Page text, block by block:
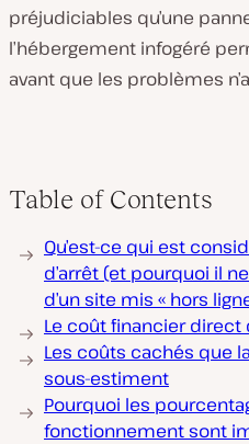
préjudiciables qu’une
l’hébergement infogéré
avant que les problèmes
Table of Contents
Qu’est-ce qui est
d’arrêt (et pourquoi il
d’un site mis « hors
Le coût financier direct
Les coûts cachés que
sous-estiment
Pourquoi les
fonctionnement sont